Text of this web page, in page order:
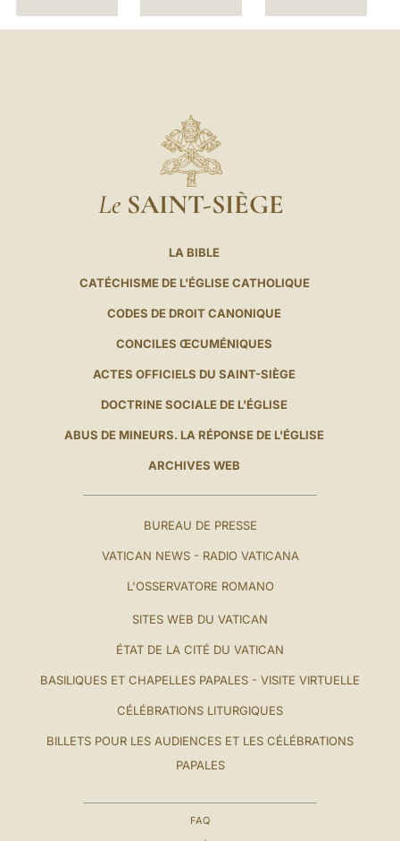
Le SAINT-SIÈGE
LA BIBLE
CATÉCHISME DE L'ÉGLISE CATHOLIQUE
CODES DE DROIT CANONIQUE
CONCILES ŒCUMÉNIQUES
ACTES OFFICIELS DU SAINT-SIÈGE
DOCTRINE SOCIALE DE L'ÉGLISE
ABUS DE MINEURS. LA RÉPONSE DE L'ÉGLISE
ARCHIVES WEB
BUREAU DE PRESSE
VATICAN NEWS - RADIO VATICANA
L'OSSERVATORE ROMANO
SITES WEB DU VATICAN
ÉTAT DE LA CITÉ DU VATICAN
BASILIQUES ET CHAPELLES PAPALES - VISITE VIRTUELLE
CÉLÉBRATIONS LITURGIQUES
BILLETS POUR LES AUDIENCES ET LES CÉLÉBRATIONS
PAPALES
FAQ